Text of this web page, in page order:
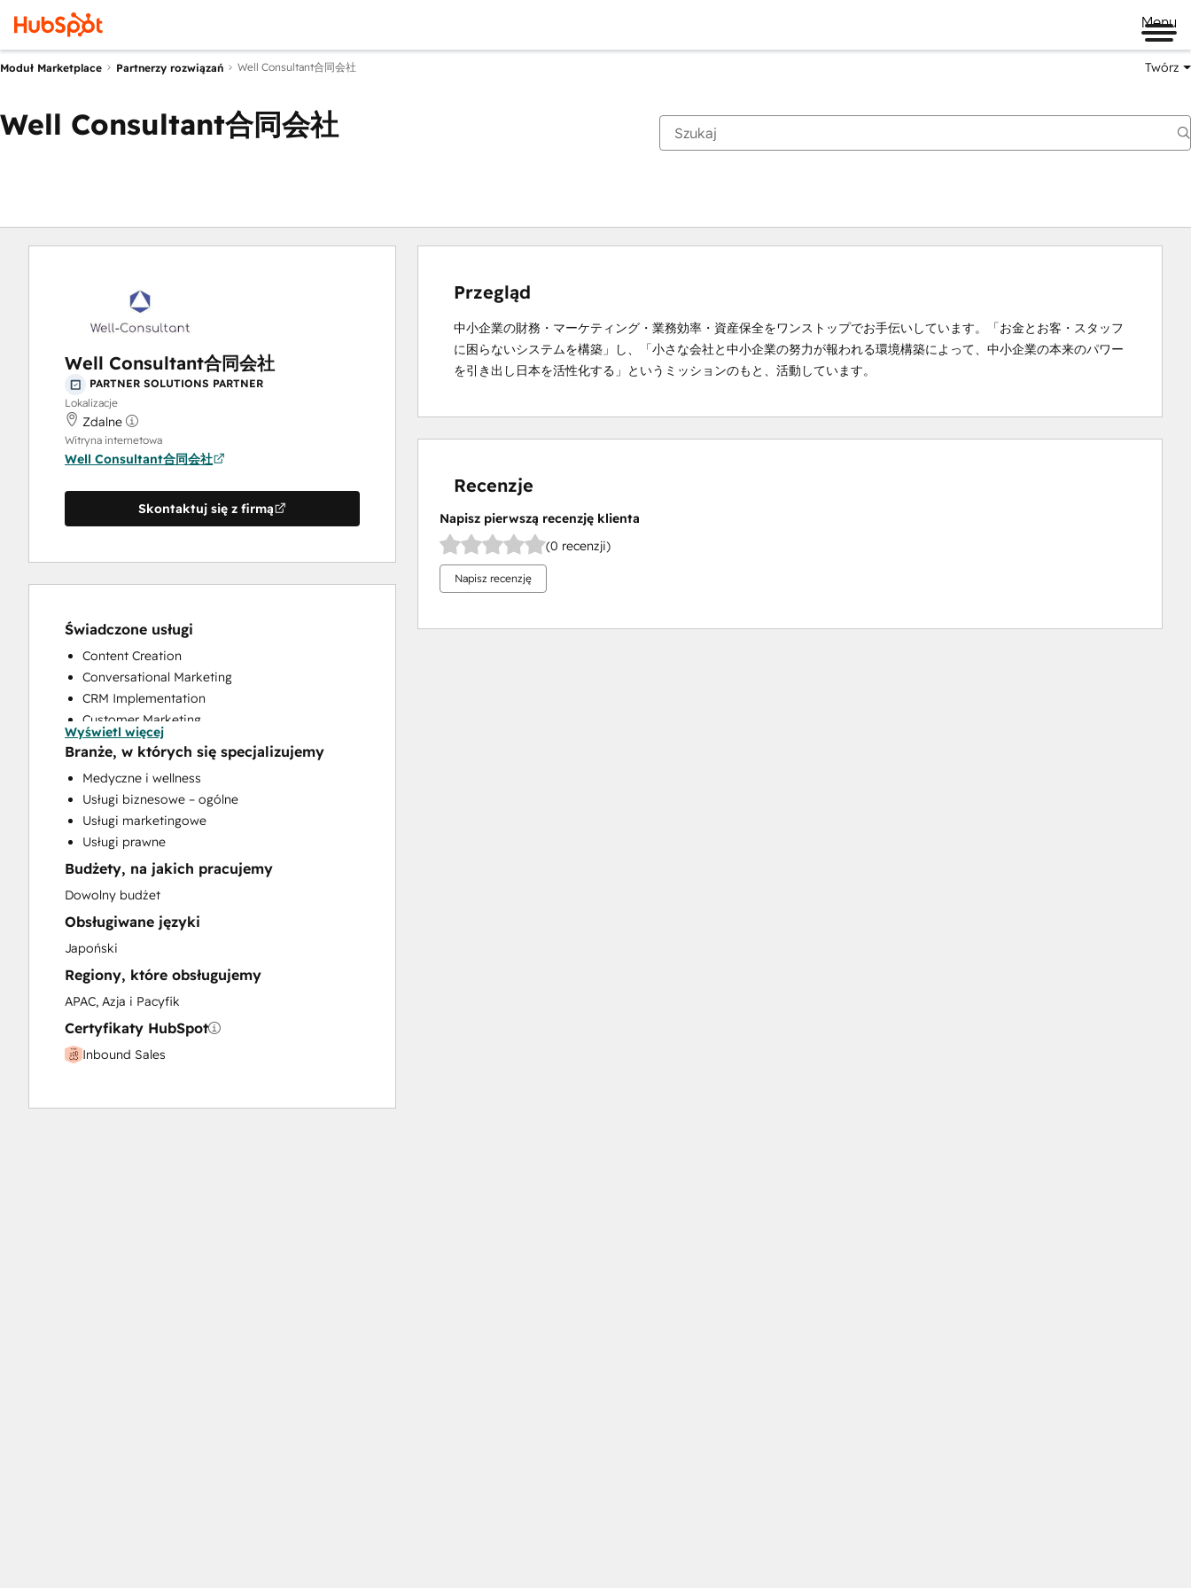
Menu
Moduł Marketplace Partnerzy rozwiązań Well Consultant合同会社 Twórz
Well Consultant合同会社
Well Consultant合同会社
PARTNER SOLUTIONS PARTNER
Lokalizacje
Zdalne
Witryna internetowa
Well Consultant合同会社
Skontaktuj się z firmą
Świadczone usługi
Content Creation
Conversational Marketing
CRM Implementation
Customer Marketing
Customer Survey and Analysis
Email Marketing
Full Inbound Marketing Services
Paid Advertising
Programmable Automation
Wyświetl więcej
Branże, w których się specjalizujemy
Medyczne i wellness
Usługi biznesowe – ogólne
Usługi marketingowe
Usługi prawne
Budżety, na jakich pracujemy
Dowolny budżet
Obsługiwane języki
Japoński
Regiony, które obsługujemy
APAC, Azja i Pacyfik
Certyfikaty HubSpot
Inbound Sales
Przegląd
中小企業の財務・マーケティング・業務効率・資産保全をワンストップでお手伝いしています。「お金とお客・スタッフ
に困らないシステムを構築」し、「小さな会社と中小企業の努力が報われる環境構築によって、中小企業の本来のパワー
を引き出し日本を活性化する」というミッションのもと、活動しています。
Recenzje
Napisz pierwszą recenzję klienta
(0 recenzji)
Napisz recenzję